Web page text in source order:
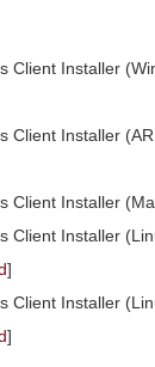
Client Installer
Client Installer
Client Installer
Client Installer
]
Client Installer
]